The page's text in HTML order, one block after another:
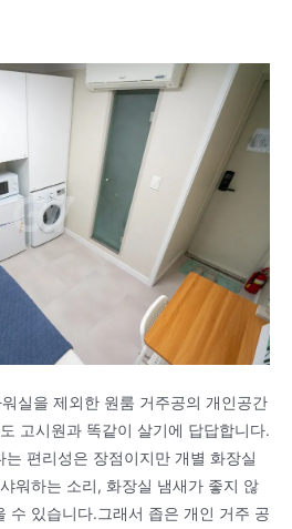
실을 제외한 원룸 거주공의 개인공간
고시원과 똑같이 살기에 답답합니다.
편리성은 장점이지만 개별 화장실
워하는 소리, 화장실 냄새가 좋지 않
수 있습니다.그래서 좁은 개인 거주 공